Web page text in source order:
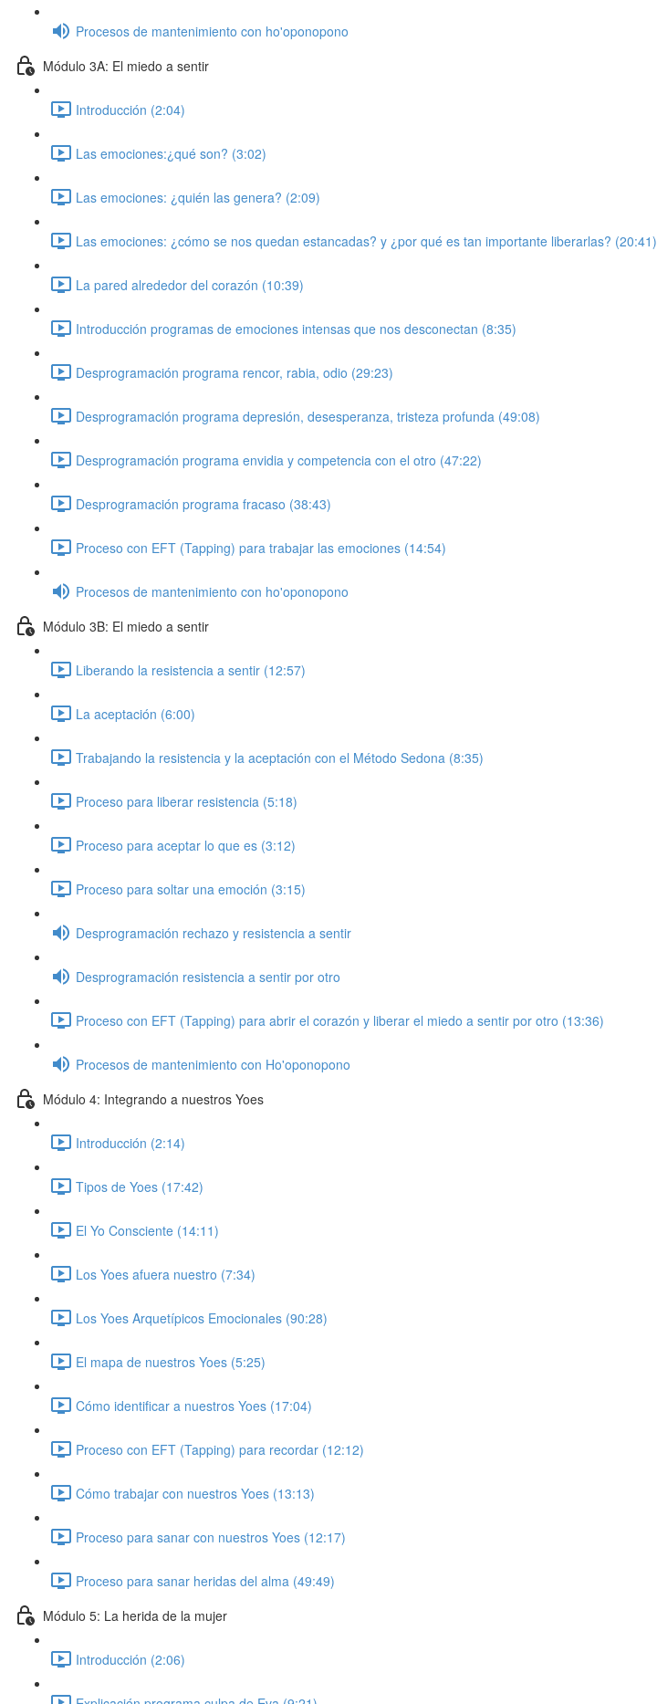
Procesos de mantenimiento con ho'oponopono
Módulo 3A: El miedo a sentir
Introducción (2:04)
Las emociones:¿qué son? (3:02)
Las emociones: ¿quién las genera? (2:09)
Las emociones: ¿cómo se nos quedan estancadas? y ¿por qué es tan importante liberarlas? (20:41)
La pared alrededor del corazón (10:39)
Introducción programas de emociones intensas que nos desconectan (8:35)
Desprogramación programa rencor, rabia, odio (29:23)
Desprogramación programa depresión, desesperanza, tristeza profunda (49:08)
Desprogramación programa envidia y competencia con el otro (47:22)
Desprogramación programa fracaso (38:43)
Proceso con EFT (Tapping) para trabajar las emociones (14:54)
Procesos de mantenimiento con ho'oponopono
Módulo 3B: El miedo a sentir
Liberando la resistencia a sentir (12:57)
La aceptación (6:00)
Trabajando la resistencia y la aceptación con el Método Sedona (8:35)
Proceso para liberar resistencia (5:18)
Proceso para aceptar lo que es (3:12)
Proceso para soltar una emoción (3:15)
Desprogramación rechazo y resistencia a sentir
Desprogramación resistencia a sentir por otro
Proceso con EFT (Tapping) para abrir el corazón y liberar el miedo a sentir por otro (13:36)
Procesos de mantenimiento con Ho'oponopono
Módulo 4: Integrando a nuestros Yoes
Introducción (2:14)
Tipos de Yoes (17:42)
El Yo Consciente (14:11)
Los Yoes afuera nuestro (7:34)
Los Yoes Arquetípicos Emocionales (90:28)
El mapa de nuestros Yoes (5:25)
Cómo identificar a nuestros Yoes (17:04)
Proceso con EFT (Tapping) para recordar (12:12)
Cómo trabajar con nuestros Yoes (13:13)
Proceso para sanar con nuestros Yoes (12:17)
Proceso para sanar heridas del alma (49:49)
Módulo 5: La herida de la mujer
Introducción (2:06)